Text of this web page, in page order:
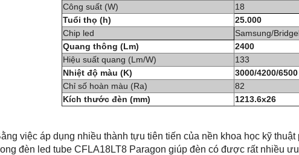
Công suất (W)
18
Tuổi thọ (h)
25.000
Chip led
Samsung/
Quang thông (Lm)
2400
Hiệu suất quang (Lm/W)
133
Nhiệt độ màu (K)
3000/4200/6500
Chỉ số hoàn màu (Ra)
82
Kích thước đèn (mm)
1213.6x26
việc áp dụng nhiều thành tựu tiên tiến của nền khoa học kỹ
đèn led tube CFLA18LT8 Paragon giúp đèn có được rất nhiều